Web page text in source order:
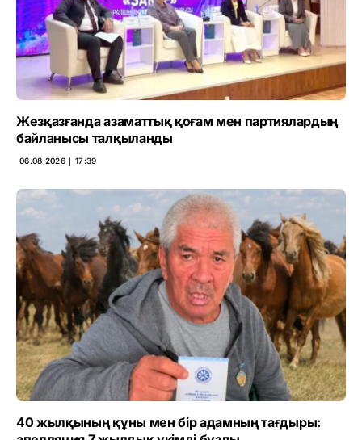
Жезқазғанда азаматтық қоғам мен партиялардың
байланысы талқыланды
06.08.2026 ∣ 17:39
40 жылқының құны мен бір адамның тағдыры: